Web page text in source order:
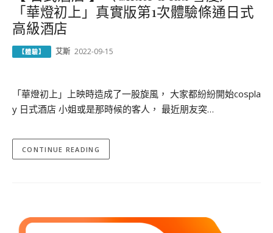
「華燈初上」真實版第1次體驗條通日式
高級酒店
【體驗】 艾斯 2022-09-15
「華燈初上」上映時造成了一股旋風， 大家都紛紛開始cospla
y 日式酒店 小姐或是那時候的客人， 最近朋友突…
CONTINUE READING